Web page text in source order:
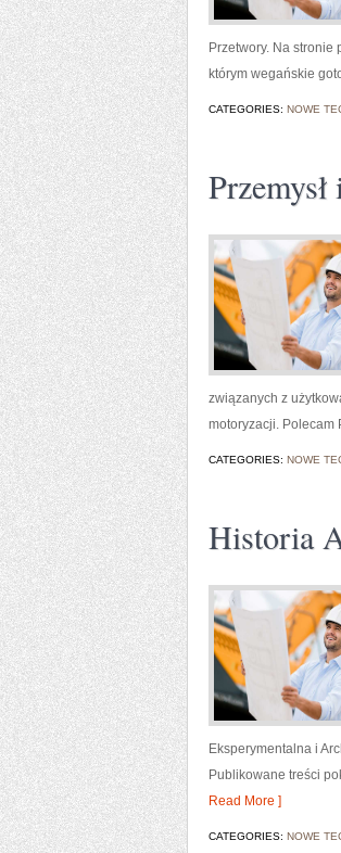
Przetwory. Na
którym wegańskie
CATEGORIES: NOWE
związanych z
motoryzacji. Polecam
CATEGORIES: NOWE
Historia
Eksperymentalna i
Publikowane treści
Read More ]
CATEGORIES: NOWE